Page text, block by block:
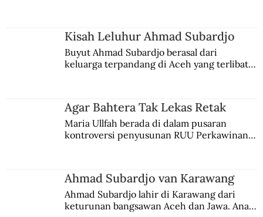
Kisah Leluhur Ahmad Subardjo
Buyut Ahmad Subardjo berasal dari
keluarga terpandang di Aceh yang terlibat
Agar Bahtera Tak Lekas Retak
Maria Ullfah berada di dalam pusaran
kontroversi penyusunan RUU Perkawinan.
Ahmad Subardjo van Karawang
Ahmad Subardjo lahir di Karawang dari
keturunan bangsawan Aceh dan Jawa. Anak